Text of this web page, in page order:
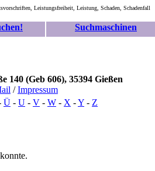
Leistungsfreiheit, Leistung, Schaden, Schadenfall
Suchmaschinen
(Geb 606), 35394 Gießen
/Impressum
Ü - U - V - W - X -Y - Z